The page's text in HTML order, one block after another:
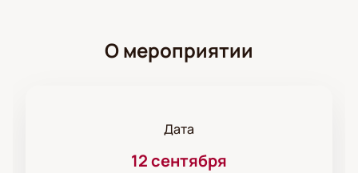
О мероприятии
Дата
12 сентября